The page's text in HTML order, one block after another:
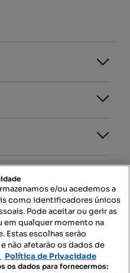
e/ou acedemos a
como identificadores únicos
Pode aceitar ou gerir as
em qualquer momento na
Estas escolhas serão
não afetarão os dados de
Política de Privacidade
os dados para fornecermos: